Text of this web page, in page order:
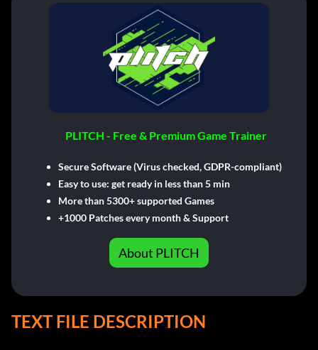
PLITCH - Free & Premium Game Trainer
Secure Software (Virus checked, GDPR-compliant)
Easy to use: get ready in less than 5 min
More than 5300+ supported Games
+1000 Patches every month & Support
About PLITCH
TEXT FILE DESCRIPTION